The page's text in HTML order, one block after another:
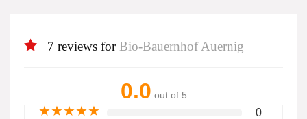
7 reviews forBio-Bauernhof Auernig
0.0 out of 5
★★★★★ 0